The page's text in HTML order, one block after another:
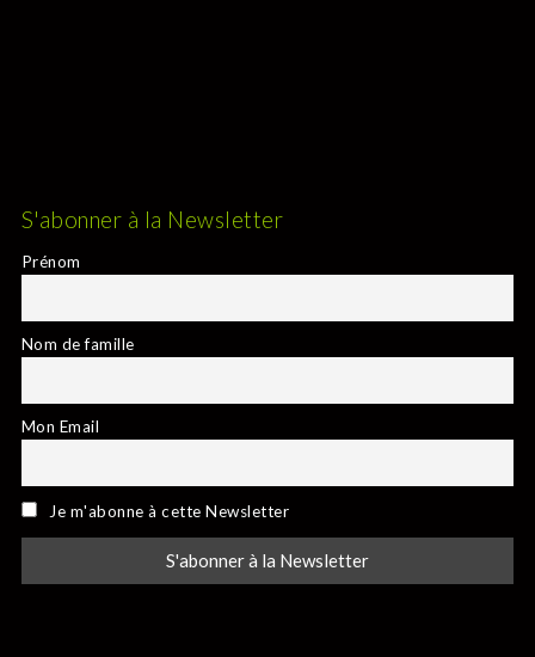
S'abonner à la Newsletter
Prénom
Nom de famille
Mon Email
Je m'abonne à cette Newsletter